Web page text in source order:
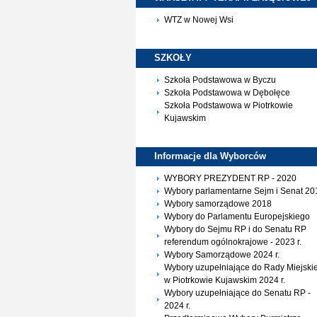
WTZ w Nowej Wsi
SZKOŁY
Szkoła Podstawowa w Byczu
Szkoła Podstawowa w Dębołęce
Szkoła Podstawowa w Piotrkowie
Kujawskim
Informacje dla Wyborców
WYBORY PREZYDENT RP - 2020
Wybory parlamentarne Sejm i Senat
Wybory samorządowe 2018
Wybory do Parlamentu Europejskiego
Wybory do Sejmu RP i do Senatu RP
referendum ogólnokrajowe - 2023 r.
Wybory Samorządowe 2024 r.
Wybory uzupełniające do Rady
w Piotrkowie Kujawskim 2024 r.
Wybory uzupełniające do Senatu RP -
2024 r.